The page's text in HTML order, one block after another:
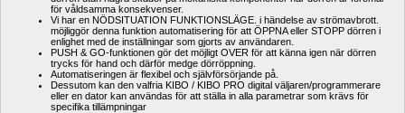
för våldsamma konsekvenser.
Vi har en NÖDSITUATION FUNKTIONSLÄGE. i händelse av strömavbrott.
möjliggör denna funktion automatisering för att ÖPPNA eller STOPP dörren i
enlighet med de inställningar som gjorts av användaren.
PUSH & GO-funktionen gör det möjligt OVER för att känna igen när dörren
trycks för hand och därför medge dörröppning.
Automatiseringen är flexibel och självförsörjande på.
Dessutom kan den valfria KIBO / KIBO PRO digital väljaren/programmerare
eller en dator kan användas för att ställa in alla parametrar som krävs för
specifika tillämpningar